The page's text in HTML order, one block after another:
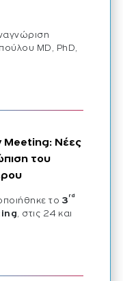
MD, PhD,
πετροπούλου,
Νέες
του
το 3
rd
, στις 24 και
προοπτικές στην